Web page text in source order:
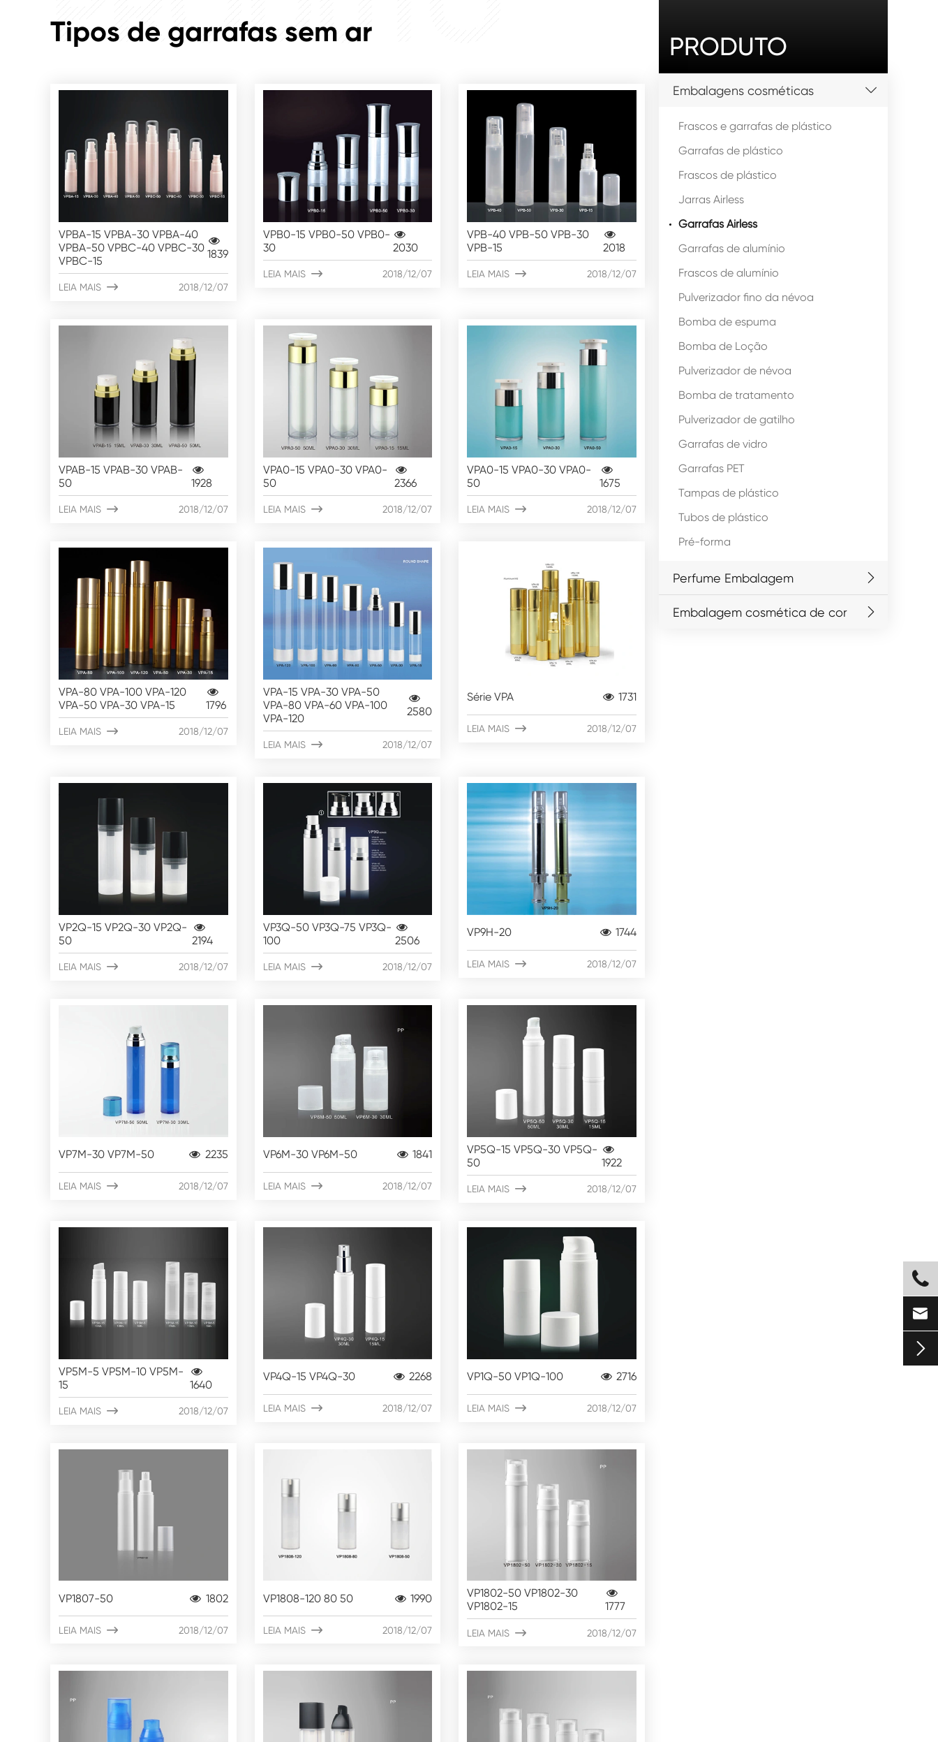
Tipos de garrafas sem ar
VPBA-15 VPBA-30 VPBA-40
VPBA-50 VPBC-40 VPBC-30
VPBC-15
1839
LEIA MAIS  2018/12/07
VPB0-15 VPB0-50 VPB0-
30
2030
LEIA MAIS  2018/12/07
VPB-40 VPB-50 VPB-30
VPB-15
2018
LEIA MAIS  2018/12/07
VPAB-15 VPAB-30 VPAB-
50
1928
LEIA MAIS  2018/12/07
VPA0-15 VPA0-30 VPA0-
50
2366
LEIA MAIS  2018/12/07
VPA0-15 VPA0-30 VPA0-
50
1675
LEIA MAIS  2018/12/07
VPA-80 VPA-100 VPA-120
VPA-50 VPA-30 VPA-15
1796
LEIA MAIS  2018/12/07
VPA-15 VPA-30 VPA-50
VPA-80 VPA-60 VPA-100
VPA-120
2580
LEIA MAIS  2018/12/07
Série VPA 1731
LEIA MAIS  2018/12/07
VP2Q-15 VP2Q-30 VP2Q-
50
2194
LEIA MAIS  2018/12/07
VP3Q-50 VP3Q-75 VP3Q-
100
2506
LEIA MAIS  2018/12/07
VP9H-20 1744
LEIA MAIS  2018/12/07
VP7M-30 VP7M-50 2235
LEIA MAIS  2018/12/07
VP6M-30 VP6M-50 1841
LEIA MAIS  2018/12/07
VP5Q-15 VP5Q-30 VP5Q-
50
1922
LEIA MAIS  2018/12/07
VP5M-5 VP5M-10 VP5M-
15
1640
LEIA MAIS  2018/12/07
VP4Q-15 VP4Q-30 2268
LEIA MAIS  2018/12/07
VP1Q-50 VP1Q-100 2716
LEIA MAIS  2018/12/07
VP1807-50 1802
LEIA MAIS  2018/12/07
VP1808-120 80 50 1990
LEIA MAIS  2018/12/07
VP1802-50 VP1802-30
VP1802-15
1777
LEIA MAIS  2018/12/07
PRODUTO
Embalagens cosméticas
Frascos e garrafas de plástico
Garrafas de plástico
Frascos de plástico
Jarras Airless
Garrafas Airless
Garrafas de alumínio
Frascos de alumínio
Pulverizador fino da névoa
Bomba de espuma
Bomba de Loção
Pulverizador de névoa
Bomba de tratamento
Pulverizador de gatilho
Garrafas de vidro
Garrafas PET
Tampas de plástico
Tubos de plástico
Pré-forma
Perfume Embalagem
Embalagem cosmética de cor


